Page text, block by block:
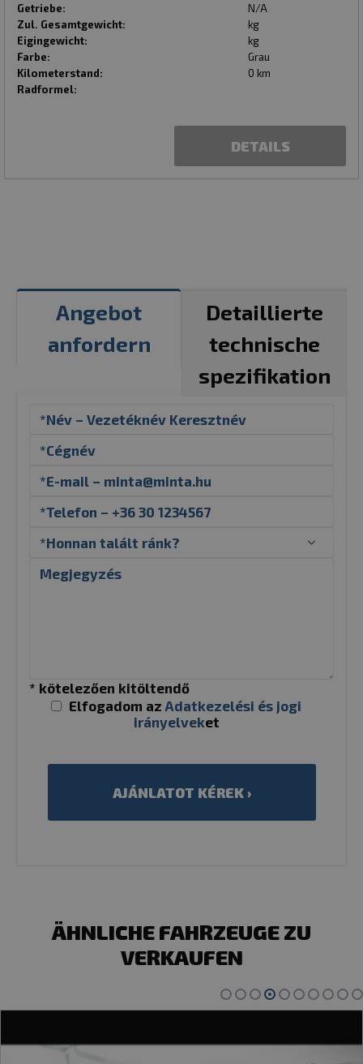
Getriebe:
N/A
Zul. Gesamtgewicht:
kg
Eigingewicht:
kg
Farbe:
Grau
Kilometerstand:
0 km
Radformel:
DETAILS
Angebot
anfordern
Detaillierte
technische
spezifikation
* kötelezően kitöltendő
Elfogadom az Adatkezelési és jogi
irányelveket
ÄHNLICHE FAHRZEUGE ZU
VERKAUFEN